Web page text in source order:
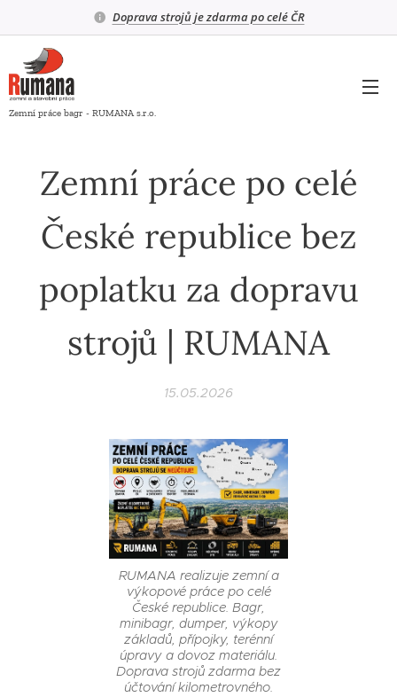
Doprava strojů je zdarma po celé ČR
Zemní práce bagr - RUMANA s.r.o.
Zemní práce po celé
České republice bez
poplatku za dopravu
strojů | RUMANA
15.05.2026
RUMANA realizuje zemní a
výkopové práce po celé
České republice. Bagr,
minibagr, dumper, výkopy
základů, přípojky, terénní
úpravy a dovoz materiálu.
Doprava strojů zdarma bez
účtování kilometrovného.